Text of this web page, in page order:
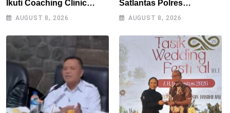
Ikuti Coaching Clinic
Bersama Legenda Persib
AUGUST 8, 2026
Satlantas Polres
Tasikmalaya Dorong
Puspahiang
AUGUST 8, 2026